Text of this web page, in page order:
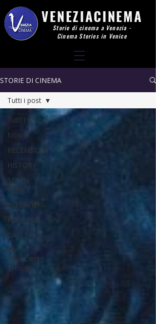
Storie di cinema a Venezia -
Cinema Stories in Venice
VENEZIACINEMA
STORIE DI CINEMA
Tutti i post
NEWS
RECENSIONI
HISTORY
SET IN
VENICE
INTERVIEW
PORTRAIT
GALLERY
MY
FAVOURITE
THINGS
Tutti i post